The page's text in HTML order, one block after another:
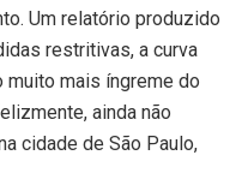
Um relatório produzido
restritivas, a curva
mais íngreme do
ainda não
cidade de São Paulo,